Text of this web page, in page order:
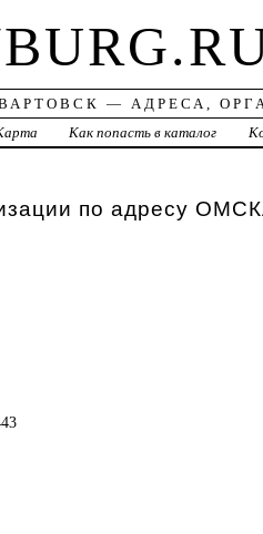
— АДРЕСА,
Как попасть в каталог
по адресу